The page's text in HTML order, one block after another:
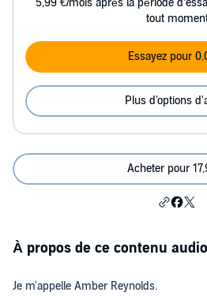
5,99 €/mois après la période
tout
Essayez pour
Plus d'options
Acheter pour
À propos de ce contenu audio
Je m'appelle Amber Reynolds.